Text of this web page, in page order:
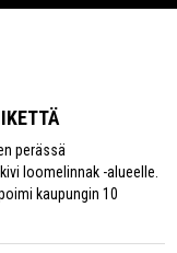
perässä
loomelinnak -alueelle.
kaupungin 10